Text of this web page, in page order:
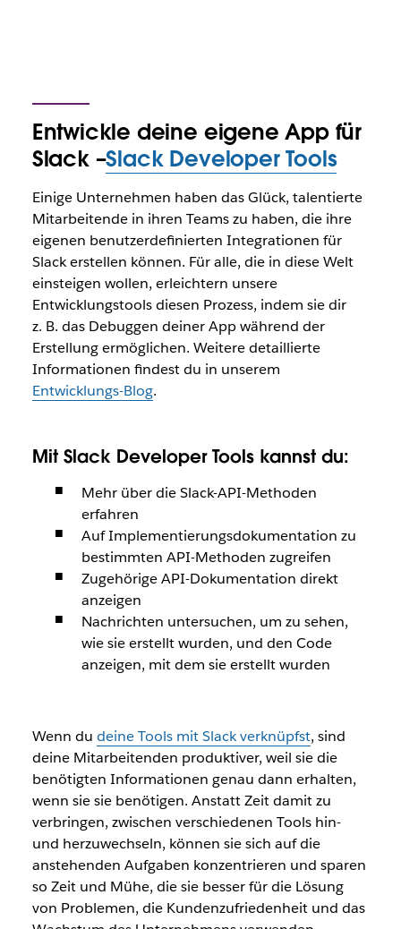
Entwickle deine eigene App für
Slack –Slack Developer Tools
Einige Unternehmen haben das Glück, talentierte
Mitarbeitende in ihren Teams zu haben, die ihre
eigenen benutzerdefinierten Integrationen für
Slack erstellen können. Für alle, die in diese Welt
einsteigen wollen, erleichtern unsere
Entwicklungstools diesen Prozess, indem sie dir
z. B. das Debuggen deiner App während der
Erstellung ermöglichen. Weitere detaillierte
Informationen findest du in unserem
Entwicklungs-Blog.
Mit Slack Developer Tools kannst du:
Mehr über die Slack-API-Methoden
erfahren
Auf Implementierungsdokumentation zu
bestimmten API-Methoden zugreifen
Zugehörige API-Dokumentation direkt
anzeigen
Nachrichten untersuchen, um zu sehen,
wie sie erstellt wurden, und den Code
anzeigen, mit dem sie erstellt wurden
Wenn du deine Tools mit Slack verknüpfst, sind
deine Mitarbeitenden produktiver, weil sie die
benötigten Informationen genau dann erhalten,
wenn sie sie benötigen. Anstatt Zeit damit zu
verbringen, zwischen verschiedenen Tools hin-
und herzuwechseln, können sie sich auf die
anstehenden Aufgaben konzentrieren und sparen
so Zeit und Mühe, die sie besser für die Lösung
von Problemen, die Kundenzufriedenheit und das